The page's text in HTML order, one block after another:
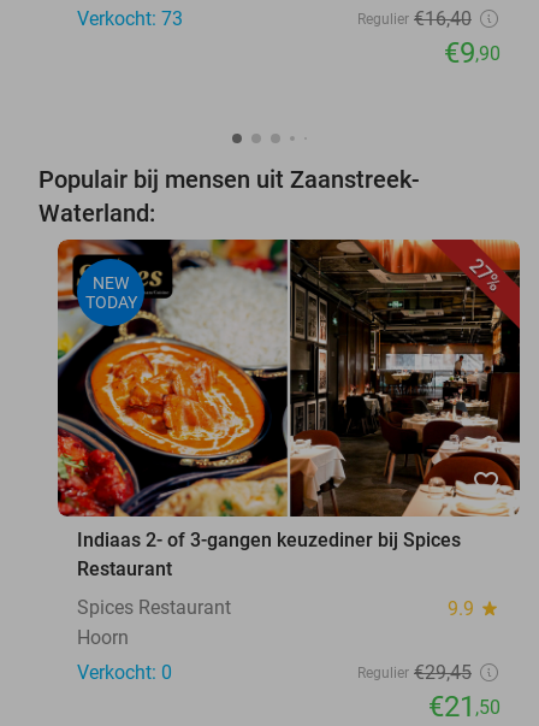
Verkocht: 73 Regulier €16,40
€9,90
Populair bij mensen uit Zaanstreek-
Waterland:
27%
NEW
TODAY
favorite_border
Indiaas 2- of 3-gangen keuzediner bij Spices
Restaurant
Spices Restaurant
9.9 star
Hoorn
Verkocht: 0
Regulier €29,45
€21 ,50